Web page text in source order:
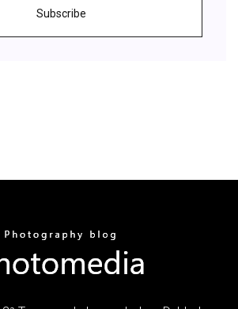
Subscribe